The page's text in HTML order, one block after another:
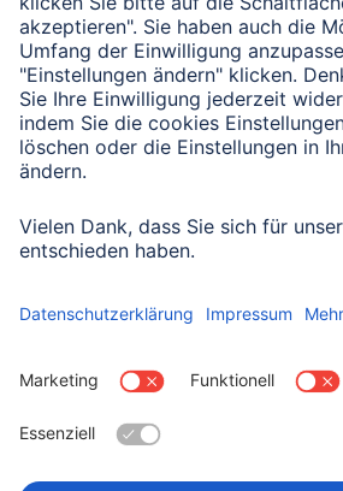
Senden
Mit Absenden des Formulars bestätigen
Datenschutzbestimmungen zur
Datenschutz